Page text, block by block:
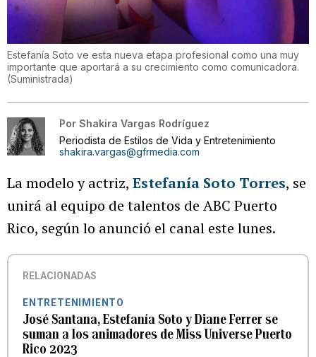
Estefanía Soto ve esta nueva etapa profesional como una muy
importante que aportará a su crecimiento como comunicadora.
(Suministrada)
Por Shakira Vargas Rodríguez
Periodista de Estilos de Vida y Entretenimiento
shakira.vargas@gfrmedia.com
La modelo y actriz, Estefanía Soto Torres, se
unirá al equipo de talentos de ABC Puerto
Rico, según lo anunció el canal este lunes.
RELACIONADAS
ENTRETENIMIENTO
José Santana, Estefanía Soto y Diane Ferrer se
suman a los animadores de Miss Universe Puerto
Rico 2023